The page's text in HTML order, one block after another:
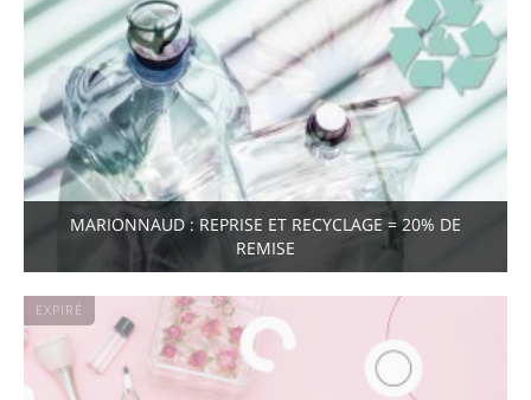
MARIONNAUD : REPRISE ET RECYCLAGE = 20% DE
REMISE
EXPIRÉ